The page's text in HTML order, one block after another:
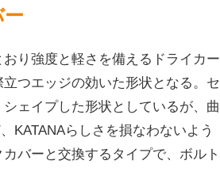
り強度と軽さを備えるドライカー
つエッジの効いた形状となる。セ
ェイプした形状としているが、曲
KATANAらしさを損なわないよう
バーと交換するタイプで、ボルト